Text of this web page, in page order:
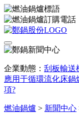
企業動態： 刮板輸送
應用于循環流化床
項?
燃油鍋爐 > 新聞中心